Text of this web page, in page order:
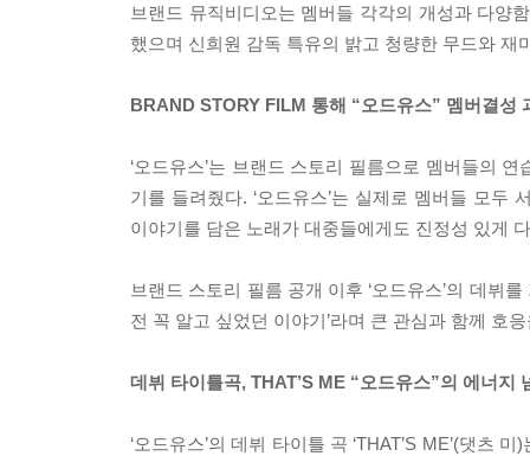
브랜드 뮤직비디오는 멤버들 각각의 개성과 다양
했으며 신희원 감독 특유의 밝고 청량한 무드와 재
BRAND STORY FILM 통해 “오드유스” 멤버결성
‘오드유스’는 브랜드 스토리 필름으로 멤버들의
기를 들려줬다. ‘오드유스’는 실제로 멤버들 모두
이야기를 담은 노래가 대중들에게도 진정성 있게
브랜드 스토리 필름 공개 이후 ‘오드유스’의 데뷔
전 꼭 알고 싶었던 이야기’라며 큰 관심과 함께 호
데뷔 타이틀곡, THAT’S ME “오드유스”의 에너지
‘오드유스’의 데뷔 타이틀 곡 ‘THAT’S ME’(댓츠